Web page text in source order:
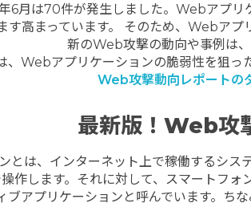
6月は70件が発生しました。Webアプ
高まっています。
そのため、Webアプ
新のWeb攻撃の動向や事例は、
、Webアプリケーションの脆弱性を狙っ
Web攻撃動向レポートの
最新版！Web攻
とは、インターネット上で稼働するシ
作します。
それに対して、スマートフォ
アプリケーションと呼んでいます。
ち